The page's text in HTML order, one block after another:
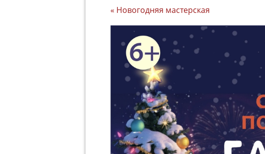
« Новогодняя мастерская